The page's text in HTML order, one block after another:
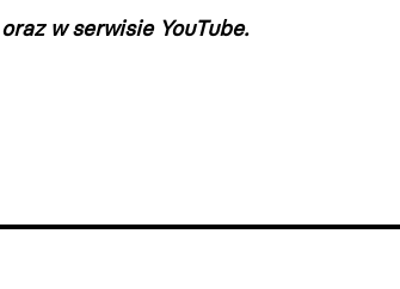
w serwisie YouTube.